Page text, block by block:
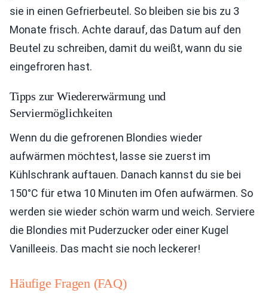
sie in einen Gefrierbeutel. So bleiben sie bis zu 3
Monate frisch. Achte darauf, das Datum auf den
Beutel zu schreiben, damit du weißt, wann du sie
eingefroren hast.
Tipps zur Wiedererwärmung und
Serviermöglichkeiten
Wenn du die gefrorenen Blondies wieder
aufwärmen möchtest, lasse sie zuerst im
Kühlschrank auftauen. Danach kannst du sie bei
150°C für etwa 10 Minuten im Ofen aufwärmen. So
werden sie wieder schön warm und weich. Serviere
die Blondies mit Puderzucker oder einer Kugel
Vanilleeis. Das macht sie noch leckerer!
Häufige Fragen (FAQ)